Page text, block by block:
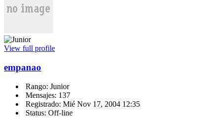
View full profile
empanao
Rango: Junior
Mensajes: 137
Registrado: Mié Nov 17, 2004 12:35
Status: Off-line